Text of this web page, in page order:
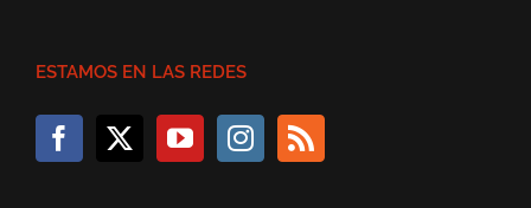
ESTAMOS EN LAS REDES